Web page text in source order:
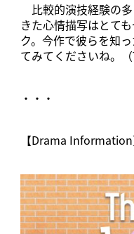
比較的演技経験の
きた心情描写はとて
ク。今作で彼らを知
てみてくださいね。
・・・
【Drama Information